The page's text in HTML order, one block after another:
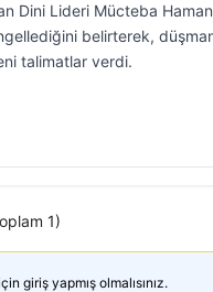
Dini Lideri Mücteba
belirterek,
talimatlar verdi.
1)
giriş yapmış olmalısınız.